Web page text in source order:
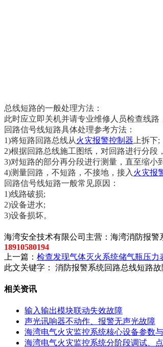
总线短路的一般处理方法：
此时应立即关机并请专业维修人员检查线
回路信号线短路具体处理参考方法：
1)将短路回路总线从火灾报警控制器 上拆下;
2)根据回路总线施工图纸，对回路进行分
3)对短路的部分再分段进行测量，直至缩小
4)测量回路，不短路，不接地，接入 火灾报
回路信号线短路一般常见原因：
1)线路破损;
2)设备进水;
3)设备损坏。
海湾安全技术有限公司主营：海湾消防报
18910580194
上一篇： 检查发现气体灭火系统储气瓶压力
此文关键字：
消防报警系统回路总线短路
相关资讯
输入输出模块联动失效故障
声光讯响器不动作、报警无声光故障
海湾电气火灾监控系统核心设备参数
海湾电气火灾监控系统分阶段调试、